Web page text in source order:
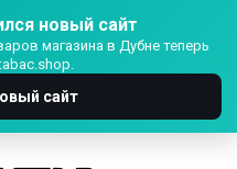
новый сайт
магазина в Дубне теперь
сайт